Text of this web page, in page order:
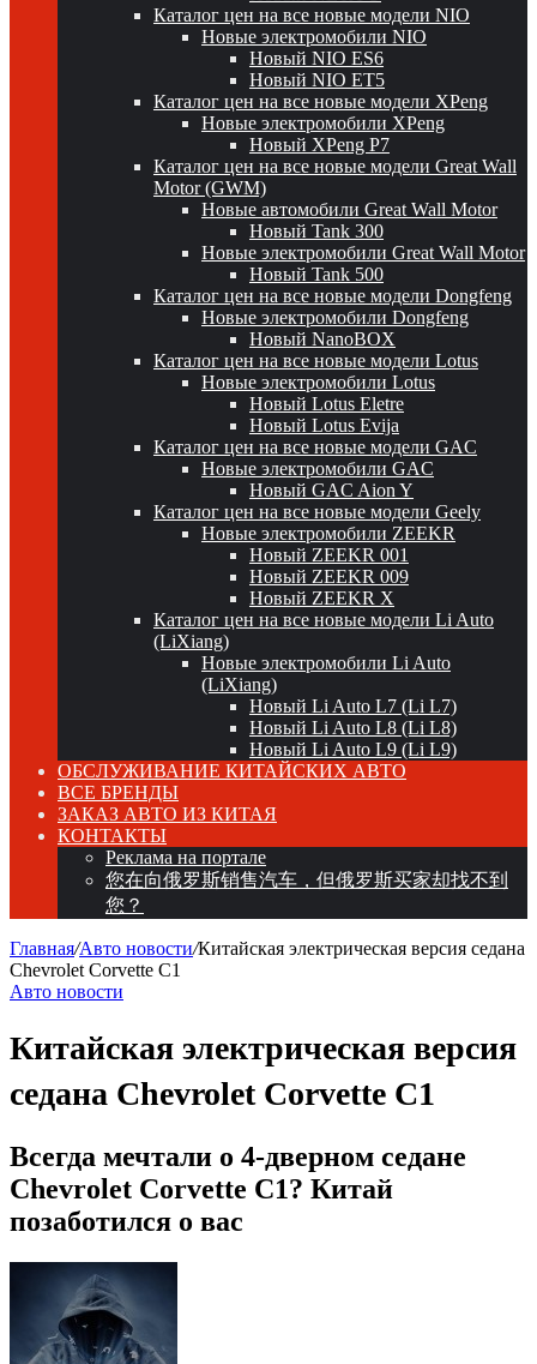
Каталог цен на все новые модели NIO
Новые электромобили NIO
Новый NIO ES6
Новый NIO ET5
Каталог цен на все новые модели XPeng
Новые электромобили XPeng
Новый XPeng P7
Каталог цен на все новые модели Great Wall
Motor (GWM)
Новые автомобили Great Wall Motor
Новый Tank 300
Новые электромобили Great Wall Motor
Новый Tank 500
Каталог цен на все новые модели Dongfeng
Новые электромобили Dongfeng
Новый NanoBOX
Каталог цен на все новые модели Lotus
Новые электромобили Lotus
Новый Lotus Eletre
Новый Lotus Evija
Каталог цен на все новые модели GAC
Новые электромобили GAC
Новый GAC Aion Y
Каталог цен на все новые модели Geely
Новые электромобили ZEEKR
Новый ZEEKR 001
Новый ZEEKR 009
Новый ZEEKR X
Каталог цен на все новые модели Li Auto
(LiXiang)
Новые электромобили Li Auto
(LiXiang)
Новый Li Auto L7 (Li L7)
Новый Li Auto L8 (Li L8)
Новый Li Auto L9 (Li L9)
ОБСЛУЖИВАНИЕ КИТАЙСКИХ АВТО
ВСЕ БРЕНДЫ
ЗАКАЗ АВТО ИЗ КИТАЯ
КОНТАКТЫ
Реклама на портале
您在向俄罗斯销售汽车，但俄罗斯买家却找不到
您？
Главная/Авто новости/Китайская электрическая версия седана
Chevrolet Corvette C1
Авто новости
Китайская электрическая версия
седана Chevrolet Corvette C1
Всегда мечтали о 4-дверном седане
Chevrolet Corvette C1? Китай
позаботился о вас